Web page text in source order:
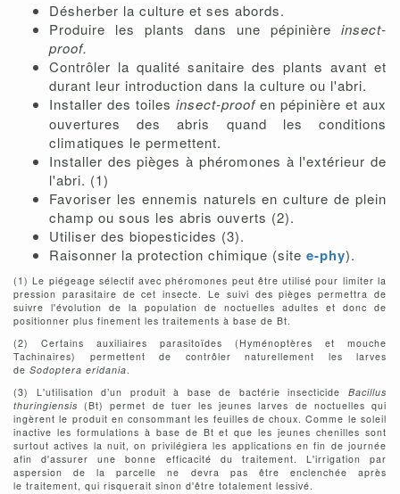
Désherber la culture et ses abords.
Produire les plants dans une pépinière insect-
proof.
Contrôler la qualité sanitaire des plants avant et
durant leur introduction dans la culture ou l'abri.
Installer des toiles insect-proofen pépinière et aux
ouvertures des abris quand les conditions
climatiques le permettent.
Installer des pièges à phéromones à l'extérieur de
l'abri. (1)
Favoriser les ennemis naturels en culture de plein
champ ou sous les abris ouverts (2).
Utiliser des biopesticides (3).
Raisonner la protection chimique (site e-phy).
(1) Le piégeage sélectif avec phéromones peut être utilisé pour limiter la
pression parasitaire de cet insecte. Le suivi des pièges permettra de
suivre l'évolution de la population de noctuelles adultes et donc de
positionner plus finement les traitements à base de Bt.
(2) Certains auxiliaires parasitoïdes (Hyménoptères et mouche
Tachinaires) permettent de contrôler naturellement les larves
de Sodoptera eridania.
(3) L'utilisation d’un produit à base de bactérie insecticide Bacillus
thuringiensis (Bt) permet de tuer les jeunes larves de noctuelles qui
ingèrent le produit en consommant les feuilles de choux. Comme le soleil
inactive les formulations à base de Bt et que les jeunes chenilles sont
surtout actives la nuit, on privilégiera les applications en fin de journée
afin d'assurer une bonne efficacité du traitement. L'irrigation par
aspersion de la parcelle ne devra pas être enclenchée après
le traitement, qui risquerait sinon d'être totalement lessivé.